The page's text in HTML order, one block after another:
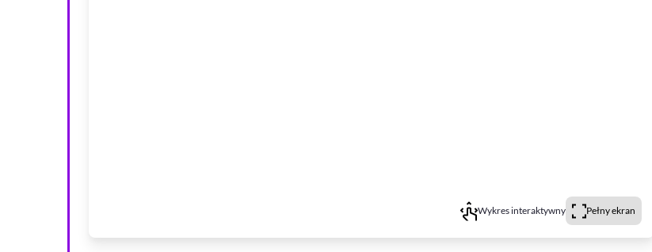
Wykres interaktywny Pełny ekran